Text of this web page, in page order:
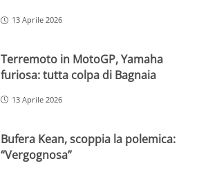
13 Aprile 2026
Terremoto in MotoGP, Yamaha
furiosa: tutta colpa di Bagnaia
13 Aprile 2026
Bufera Kean, scoppia la polemica:
“Vergognosa”